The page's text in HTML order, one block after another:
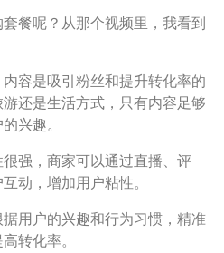
餐呢？从那个视频里，我看到
内容是吸引粉丝和提升转化率的
还是生活方式，只有内容足够
兴趣。
很强，商家可以通过直播、评
动，增加用户粘性。
据用户的兴趣和行为习惯，精准
转化率。